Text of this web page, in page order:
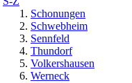
Schonungen
Schwebheim
Sennfeld
Thundorf
Volkershausen
Werneck